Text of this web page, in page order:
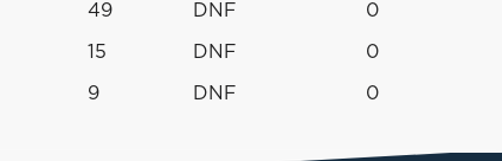
49 DNF 0
15 DNF 0
9 DNF 0